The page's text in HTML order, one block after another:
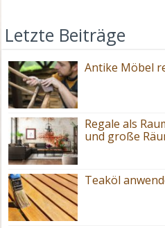
Letzte Beiträge
Antike Möbel
Regale als
und große
Teaköl